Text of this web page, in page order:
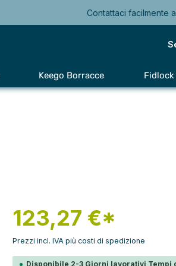
Contattaci facilmente
Keego Borracce Fidlock
123,27 €*
Prezzi incl. IVA più costi di spedizione
Disponibile 2-3 Giorni lavorativi Tempi